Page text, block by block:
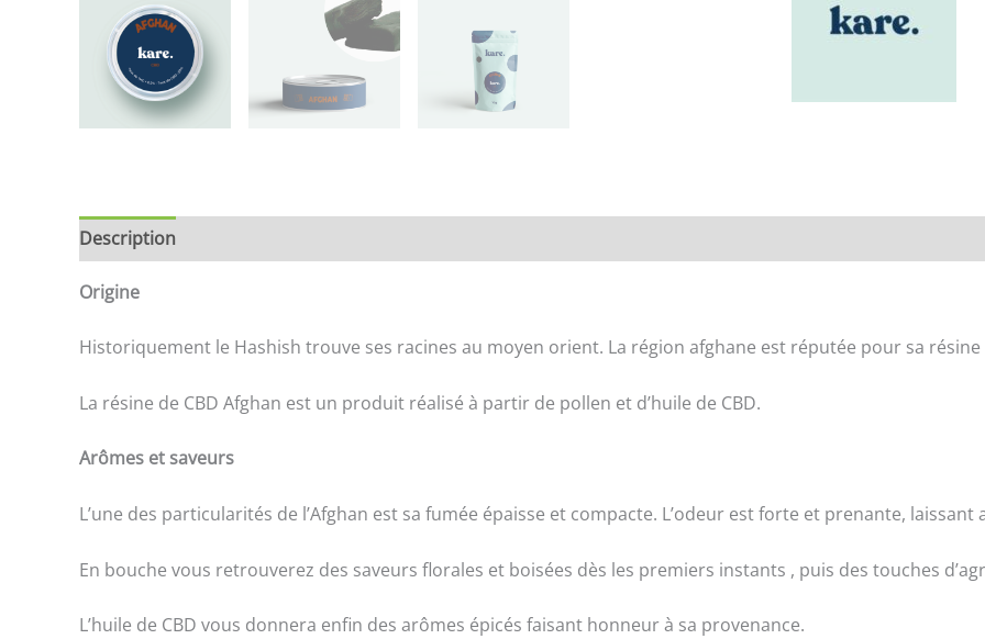
Description
Origine
Historiquement le Hashish trouve ses racines au moyen orient. La région afghane est réputée pour sa résine
La résine de CBD Afghan est un produit réalisé à partir de pollen et d’huile de CBD.
Arômes et saveurs
L’une des particularités de l’Afghan est sa fumée épaisse et compacte. L’odeur est forte et prenante,
En bouche vous retrouverez des saveurs florales et boisées dès les premiers instants , puis des touches
L’huile de CBD vous donnera enfin des arômes épicés faisant honneur à sa provenance.